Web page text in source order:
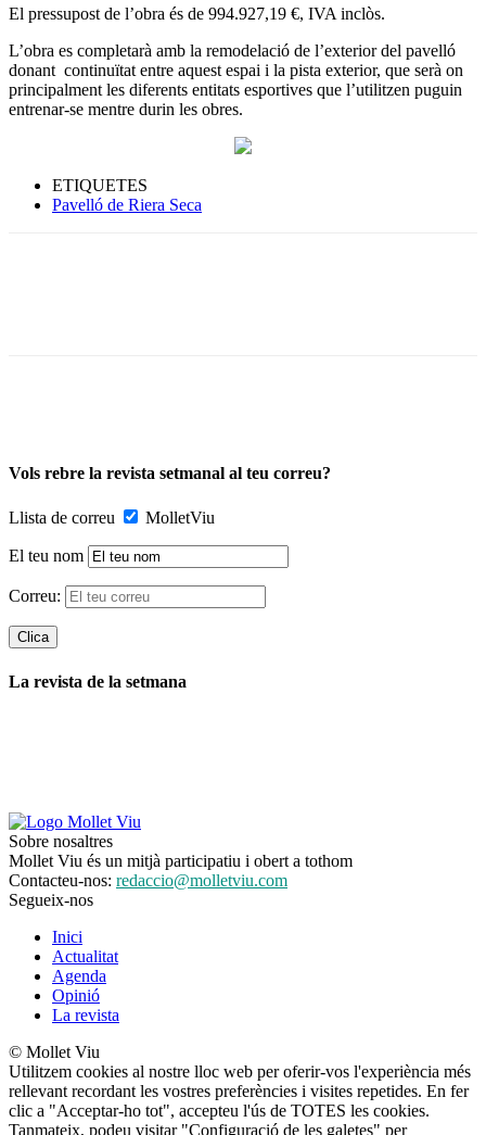
El pressupost de l’obra és de 994.927,19 €, IVA inclòs.
L’obra es completarà amb la remodelació de l’exterior del pavelló
donant continuïtat entre aquest espai i la pista exterior, que serà on
principalment les diferents entitats esportives que l’utilitzen puguin
entrenar-se mentre durin les obres.
ETIQUETES
Pavelló de Riera Seca
Vols rebre la revista setmanal al teu correu?
Llista de correu MolletViu
El teu nom
Correu:
La revista de la setmana
Sobre nosaltres
Mollet Viu és un mitjà participatiu i obert a tothom
Contacteu-nos: redaccio@molletviu.com
Segueix-nos
Inici
Actualitat
Agenda
Opinió
La revista
© Mollet Viu
Utilitzem cookies al nostre lloc web per oferir-vos l'experiència més
rellevant recordant les vostres preferències i visites repetides. En fer
clic a "Acceptar-ho tot", accepteu l'ús de TOTES les cookies.
Tanmateix, podeu visitar "Configuració de les galetes" per